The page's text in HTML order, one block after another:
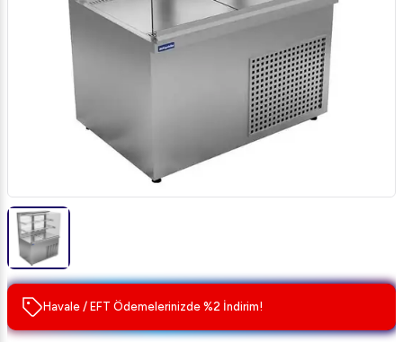
Havale / EFT Ödemelerinizde %2 İndirim!